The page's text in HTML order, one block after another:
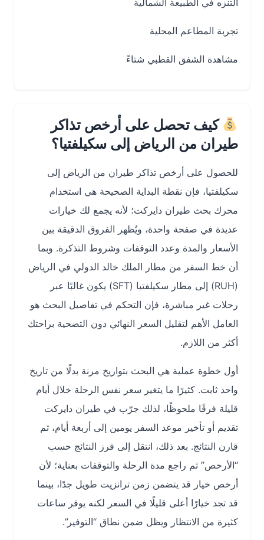
التنزه في الطبيعة الشمالية
تجربة المطاعم المحلية
مشاهدة الشفق القطبي شتاءً
كيف تحصل على أرخص تذاكر
طيران من الرياض إلى سكيلفتيا؟
للحصول على أرخص تذاكر طيران من الرياض إلى
سكيلفتيا، فإن نقطة البداية الصحيحة هي استخدام
محرك بحث طيران دايركت؛ لأنه يجمع لك خيارات
عديدة في صفحة واحدة، ويُظهر الفروق الدقيقة بين
الأسعار والمدة وعدد التوقفات وشروط التذكرة. وبما
أن خط السفر من مطار الملك خالد الدولي في الرياض
(RUH) إلى مطار سكيلفتيا (SFT) يكون غالبًا عبر
رحلات غير مباشرة، فإن التحكم في تفاصيل البحث هو
العامل الأهم لتقليل السعر النهائي دون التضحية براحتك
أكثر من اللازم.
أول خطوة عملية هي البحث بتواريخ مرنة بدلًا من تاريخ
واحد ثابت. كثيرًا ما يتغير سعر نفس الرحلة خلال أيام
قليلة فرقًا ملحوظًا، لذلك جرّب في طيران دايركت
تقديم أو تأخير موعد السفر يومين إلى أربعة أيام، ثم
قارن النتائج. بعد ذلك، انتقل إلى فرز النتائج حسب
“الأرخص” ثم راجع مدة الرحلة والتوقفات بعناية؛ لأن
أرخص خيار قد يتضمن زمن ترانزيت طويل جدًا، بينما
قد تجد خيارًا أعلى قليلًا في السعر لكنه يوفر ساعات
كثيرة من الانتظار ويظل ضمن نطاق “التوفير”.